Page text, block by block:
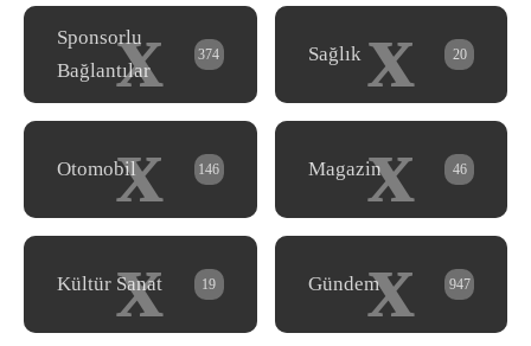
x
Sponsorlu
Bağlantılar
374 x
Sağlık 20
x
Otomobil 146 x
Magazin 46
x
Kültür Sanat 19 x
Gündem 947